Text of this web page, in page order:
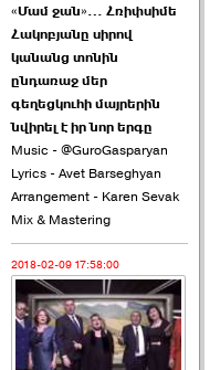
Ուշքի չենք գալիս այն
խայտառակ ›››
2026-06-09 15:05:00
Ծառուկյանի փեսան
վնասել է ›››
2026-06-09 07:11:00
«Մամ ջան»… Հռիփսիմե
Հակոբյանը սիրով
կանանց տոնին
ընդառաջ մեր
գեղեցկուհի մայրերին
նվիրել է իր նոր երգը
Music - @GuroGasparyan
Lyrics - Avet Barseghyan
Arrangement - Karen Sevak
Mix & Mastering
2018-02-09 17:58:00